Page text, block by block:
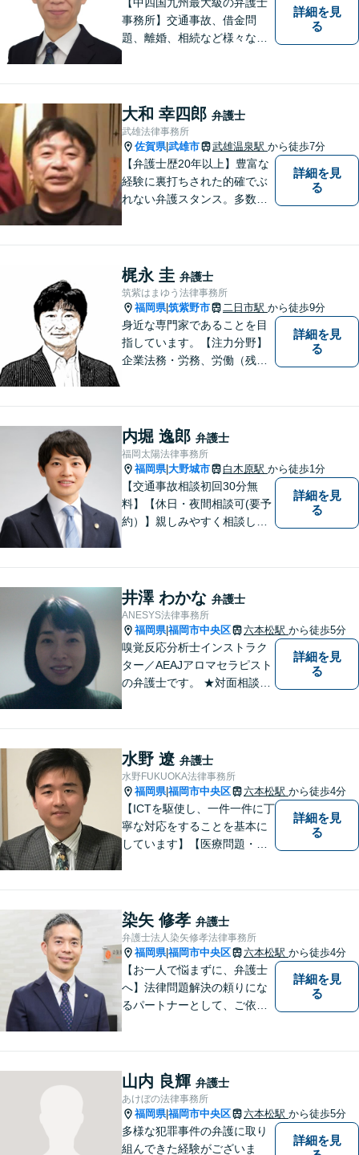
事務所】交通事故、借金問
題、離婚、相続など様々な問
い！
詳細を見
る
大和 幸四郎 弁護士
武雄法律事務所
佐賀県|武雄市 武雄温泉駅 から徒歩7分
【弁護士歴20年以上】豊富な
経験に裏打ちされた的確でぶ
れない弁護スタンス。多数の
法書士などとも連携しワンス
トップで解決。難事件には他
弁護士と協力も。元調停委
員。
詳細を見
る
梶永 圭 弁護士
筑紫はまゆう法律事務所
福岡県|筑紫野市 二日市駅 から徒歩9分
身近な専門家であることを目
指しています。【注力分野】
企業法務・労務、労働（残
詳細を見
る
内堀 逸郎 弁護士
福岡太陽法律事務所
福岡県|大野城市 白木原駅 から徒歩1分
【交通事故相談初回30分無
料】【休日・夜間相談可(要予
約）】親しみやすく相談しや
詳細を見
る
井澤 わかな 弁護士
ANESYS法律事務所
福岡県|福岡市中央区 六本松駅 から徒歩5分
嗅覚反応分析士インストラク
ター／AEAJアロマセラピスト
の弁護士です。 ★対面相談が
日／夜間も、時間帯等によっ
て対応可です ★法テラス利用
は、一応可能です
詳細を見
る
水野 遼 弁護士
水野FUKUOKA法律事務所
福岡県|福岡市中央区 六本松駅 から徒歩4分
【ICTを駆使し、一件一件に丁
寧な対応をすることを基本に
しています】【医療問題・交
応】【遠隔地からのご依頼・
ご相談歓迎】あなたのために
全力で事件と向き合います！
詳細を見
る
染矢 修孝 弁護士
弁護士法人染矢修孝法律事務所
福岡県|福岡市中央区 六本松駅 から徒歩4分
【お一人で悩まずに、弁護士
へ】法律問題解決の頼りにな
るパートナーとして、ご依頼
じめ、「離婚事件」、「損害
賠償請求事件」、「刑事事
件」まで多数の事件の取り扱
い【分割払い可】
詳細を見
る
山内 良輝 弁護士
あけぼの法律事務所
福岡県|福岡市中央区 六本松駅 から徒歩5分
多様な犯罪事件の弁護に取り
組んできた経験がございま
詳細を見